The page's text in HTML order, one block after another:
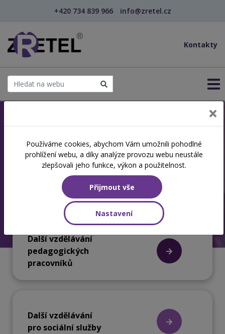
+420 734 839 966 info@zretel.cz
Kontakty
Jsme akreditovaná
vzdělávací instituce
Specializujeme se na další vzdělávání a
rekvalifikace
Další vzdělávání
pedagogických
pracovníků
Další vzdělávání
pro sociální služby
Používáme cookies, abychom Vám umožnili pohodlné
prohlížení webu, a díky analýze provozu webu neustále
zlepšovali jeho funkce, výkon a použitelnost.
Přijmout vše
Nastavení